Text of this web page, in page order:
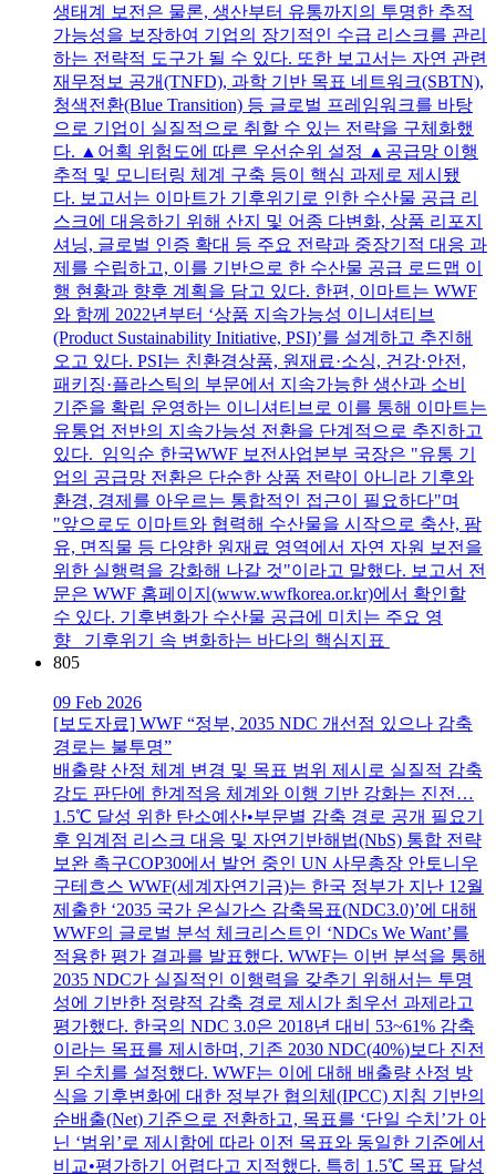
생태계 보전은 물론, 생산부터 유통까지의 투명한 추적
가능성을 보장하여 기업의 장기적인 수급 리스크를 관리
하는 전략적 도구가 될 수 있다. 또한 보고서는 자연 관련
재무정보 공개(TNFD), 과학 기반 목표 네트워크(SBTN),
청색전환(Blue Transition) 등 글로벌 프레임워크를 바탕
으로 기업이 실질적으로 취할 수 있는 전략을 구체화했
다. ▲어획 위험도에 따른 우선순위 설정 ▲공급망 이행
추적 및 모니터링 체계 구축 등이 핵심 과제로 제시됐
다. 보고서는 이마트가 기후위기로 인한 수산물 공급 리
스크에 대응하기 위해 산지 및 어종 다변화, 상품 리포지
셔닝, 글로벌 인증 확대 등 주요 전략과 중장기적 대응 과
제를 수립하고, 이를 기반으로 한 수산물 공급 로드맵 이
행 현황과 향후 계획을 담고 있다. 한편, 이마트는 WWF
와 함께 2022년부터 ‘상품 지속가능성 이니셔티브
(Product Sustainability Initiative, PSI)’를 설계하고 추진해
오고 있다. PSI는 친환경상품, 원재료·소싱, 건강·안전,
패키징·플라스틱의 부문에서 지속가능한 생산과 소비
기준을 확립 운영하는 이니셔티브로 이를 통해 이마트는
유통업 전반의 지속가능성 전환을 단계적으로 추진하고
있다. 임익순 한국WWF 보전사업본부 국장은 "유통 기
업의 공급망 전환은 단순한 상품 전략이 아니라 기후와
환경, 경제를 아우르는 통합적인 접근이 필요하다"며
"앞으로도 이마트와 협력해 수산물을 시작으로 축산, 팜
유, 면직물 등 다양한 원재료 영역에서 자연 자원 보전을
위한 실행력을 강화해 나갈 것"이라고 말했다. 보고서 전
문은 WWF 홈페이지(www.wwfkorea.or.kr)에서 확인할
수 있다. 기후변화가 수산물 공급에 미치는 주요 영
향 기후위기 속 변화하는 바다의 핵심지표
805
09 Feb 2026
[보도자료] WWF “정부, 2035 NDC 개선점 있으나 감축
경로는 불투명”
배출량 산정 체계 변경 및 목표 범위 제시로 실질적 감축
강도 판단에 한계적응 체계와 이행 기반 강화는 진전…
1.5℃ 달성 위한 탄소예산•부문별 감축 경로 공개 필요기
후 임계점 리스크 대응 및 자연기반해법(NbS) 통합 전략
보완 촉구COP30에서 발언 중인 UN 사무총장 안토니우
구테흐스 WWF(세계자연기금)는 한국 정부가 지난 12월
제출한 ‘2035 국가 온실가스 감축목표(NDC3.0)’에 대해
WWF의 글로벌 분석 체크리스트인 ‘NDCs We Want’를
적용한 평가 결과를 발표했다. WWF는 이번 분석을 통해
2035 NDC가 실질적인 이행력을 갖추기 위해서는 투명
성에 기반한 정량적 감축 경로 제시가 최우선 과제라고
평가했다. 한국의 NDC 3.0은 2018년 대비 53~61% 감축
이라는 목표를 제시하며, 기존 2030 NDC(40%)보다 진전
된 수치를 설정했다. WWF는 이에 대해 배출량 산정 방
식을 기후변화에 대한 정부간 협의체(IPCC) 지침 기반의
순배출(Net) 기준으로 전환하고, 목표를 ‘단일 수치’가 아
닌 ‘범위’로 제시함에 따라 이전 목표와 동일한 기준에서
비교•평가하기 어렵다고 지적했다. 특히 1.5℃ 목표 달성